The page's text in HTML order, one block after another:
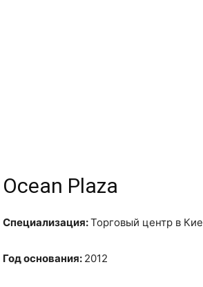
Ocean Plaza
Специализация:Торговый центр в
Год основания: 2012